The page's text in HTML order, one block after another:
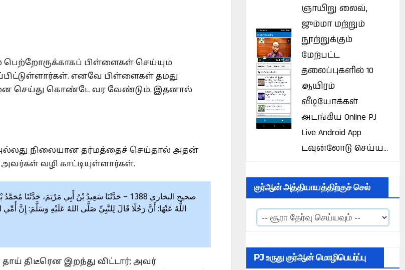
பெற்றோருக்காகப் பிள்ளைகள் செய்யும்
எனவே பிள்ளைகள் தமது
செய்து கொண்டே வர வேண்டும். இதனால்
நிலையான தர்மத்தைச் செய்தால் அதன்
வழி காட்டியுள்ளார்கள்.
صحيح البخاري 1388 – حَدَّثَنَا سَعِيدُ بْنُ أَبِي
اللَّهُ عَنْهَا: أَنَّ رَجُلًا قَالَ لِلنَّبِيِّ صَلَّى اللهُ عَلَيْهِ وَسَلَّمَ: إِنَّ
திடீரென இறந்து விட்டார்; அவர்
ஞாயிறு லைவ்,
ஜும்மா மற்றும்
நூற்றுக்கும்
மேற்பட்ட
தலைப்புகளில் 10
ஆயிரம்
வீடியோக்கள்
அடங்கிய Online PJ
Live Android App
டவுன்லோடு செய்ய...
குர்ஆன் அத்தியாயத்திற்குச் செல்
PJ உருது குர்ஆன் மொழிபெயர்ப்பு